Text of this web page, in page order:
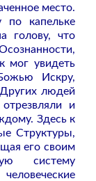
место.
капельке
голову, что
мог увидеть
Искру,
людей
и
Здесь к
Структуры,
его своим
систему